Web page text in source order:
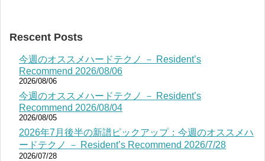
Rescent Posts
今週のオススメハードテクノ － Resident’s
Recommend 2026/08/06
2026/08/06
今週のオススメハードテクノ － Resident’s
Recommend 2026/08/04
2026/08/05
2026年7月後半の新譜ピックアップ：今週のオススメハ
ードテクノ － Resident’s Recommend 2026/7/28
2026/07/28